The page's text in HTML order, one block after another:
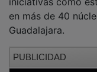
en más de 40
Guadalajara.